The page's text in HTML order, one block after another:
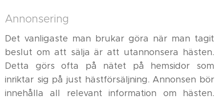
Annonsering
Det vanligaste man brukar göra när man tagit
beslut om att sälja är att utannonsera hästen.
Detta görs ofta på nätet på hemsidor som
inriktar sig på just hästförsäljning. Annonsen bör
innehålla all relevant information om hästen.